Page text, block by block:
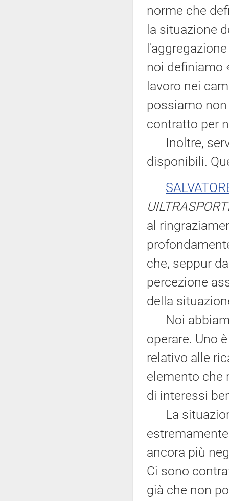
norme che
la situazione
noi definiamo
lavoro nei
possiamo
contratto per
Inoltre,
disponibili.
al
che, seppur
percezione
della
Noi
operare. Uno
relativo alle
elemento che
di interessi
La
ancora più
Ci sono
già che non